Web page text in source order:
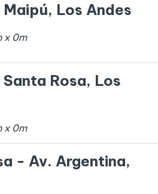
Los Andes
x 0m
Rosa, Los
x 0m
- Av. Argentina,